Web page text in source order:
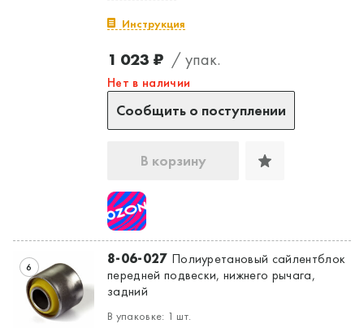
Инструкция
1 023 ₽ / упак.
Нет в наличии
Сообщить о поступлении
В корзину
6 8-06-027 Полиуретановый сайлентблок
передней подвески, нижнего рычага,
задний
В упаковке: 1 шт.